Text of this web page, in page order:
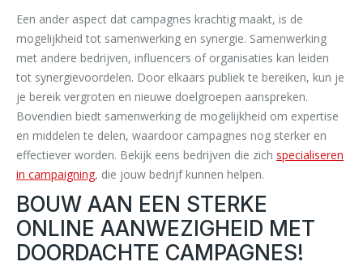
Een ander aspect dat campagnes krachtig maakt, is de
mogelijkheid tot samenwerking en synergie. Samenwerking
met andere bedrijven, influencers of organisaties kan leiden
tot synergievoordelen. Door elkaars publiek te bereiken, kun je
je bereik vergroten en nieuwe doelgroepen aanspreken.
Bovendien biedt samenwerking de mogelijkheid om expertise
en middelen te delen, waardoor campagnes nog sterker en
effectiever worden. Bekijk eens bedrijven die zich specialiseren
in campaigning, die jouw bedrijf kunnen helpen.
BOUW AAN EEN STERKE
ONLINE AANWEZIGHEID MET
DOORDACHTE CAMPAGNES!